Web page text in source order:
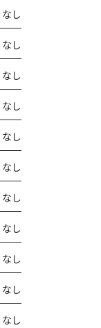
なし
なし
なし
なし
なし
なし
なし
なし
なし
なし
なし